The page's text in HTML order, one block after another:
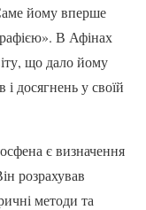
йому вперше
В Афінах
що дало йому
і досягнень у своїй
є визначення
розрахував
методи та